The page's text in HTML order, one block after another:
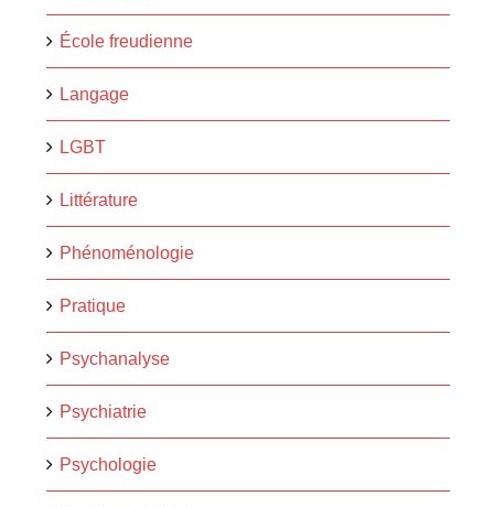
École freudienne
Langage
LGBT
Littérature
Phénoménologie
Pratique
Psychanalyse
Psychiatrie
Psychologie